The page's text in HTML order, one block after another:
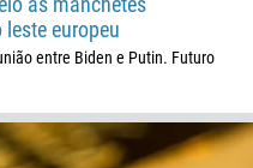
europeu
entre Biden e Putin. Futuro